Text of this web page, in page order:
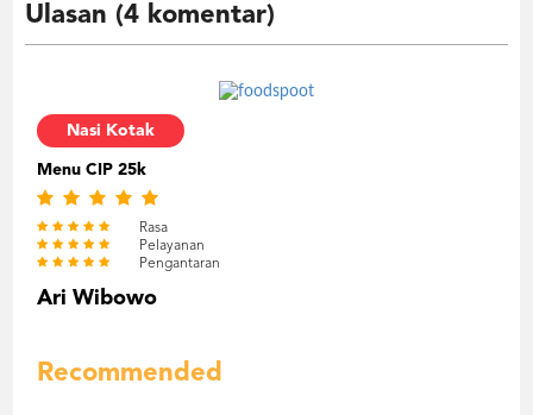
Ulasan (4 komentar)
Nasi Kotak
Menu CIP 25k
Rasa
Pelayanan
Pengantaran
Ari Wibowo
Recommended